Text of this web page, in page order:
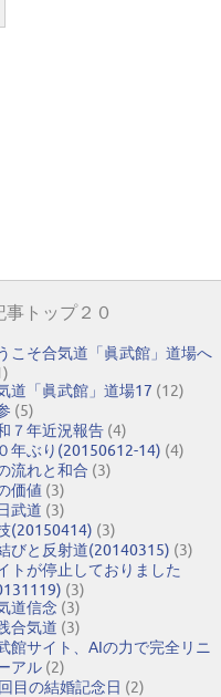
事トップ２０
こそ合気道「眞武館」道場へ
道「眞武館」道場17 (12)
(5)
７年近況報告 (4)
年ぶり(20150612-14) (4)
流れと和合 (3)
価値 (3)
武道 (3)
(20150414) (3)
びと反射道(20140315) (3)
トが停止しておりました
(3)
道信念 (3)
合気道 (3)
館サイト、AIの力で完全リニ
アル (2)
目の結婚記念日 (2)